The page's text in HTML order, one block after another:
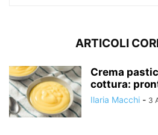
ARTICOLI
Crema
cottura:
Ilaria Macchi - 3